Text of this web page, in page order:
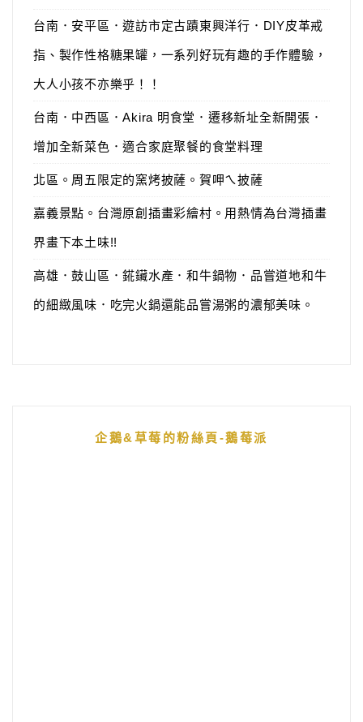
台南．安平區．遊訪市定古蹟東興洋行．DIY皮革戒
指、製作性格糖果罐，一系列好玩有趣的手作體驗，
大人小孩不亦樂乎！！
台南．中西區．Akira 明食堂．遷移新址全新開張．
增加全新菜色．適合家庭聚餐的食堂料理
北區。周五限定的窯烤披薩。賀呷ㄟ披薩
嘉義景點。台灣原創插畫彩繪村。用熱情為台灣插畫
界畫下本土味!!
高雄．鼓山區．錵鑶水產．和牛鍋物．品嘗道地和牛
的細緻風味．吃完火鍋還能品嘗湯粥的濃郁美味。
企鵝&草莓的粉絲頁-鵝莓派